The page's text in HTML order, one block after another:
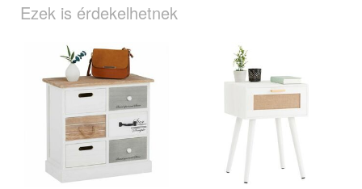
Ezek is érdekelhetnek